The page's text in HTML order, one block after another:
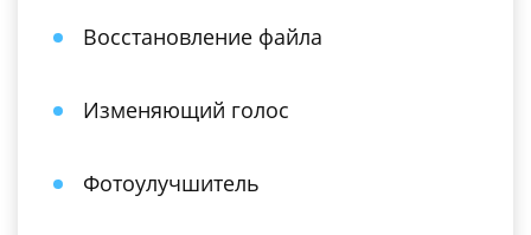
Восстановление файла
Изменяющий голос
Фотоулучшитель